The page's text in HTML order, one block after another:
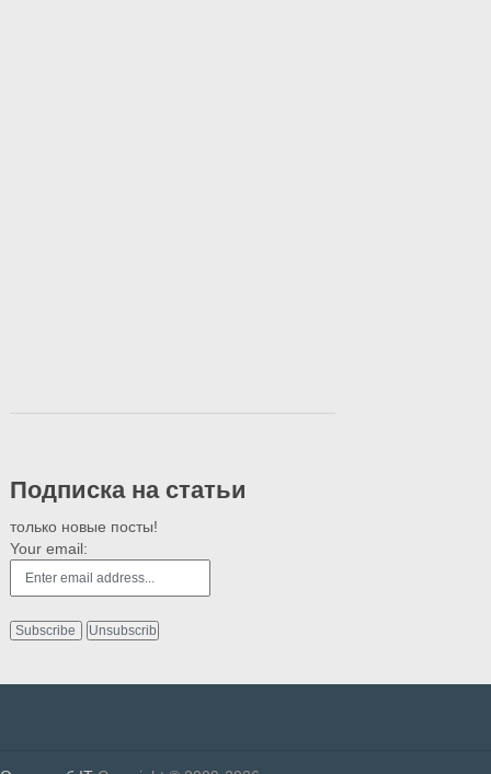
Подписка на статьи
только новые посты!
Your email: